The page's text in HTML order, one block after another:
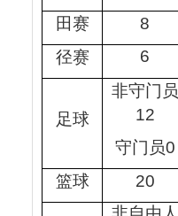
田赛
8
径赛
6
足球
非守门员
12
守门员0
篮球 20